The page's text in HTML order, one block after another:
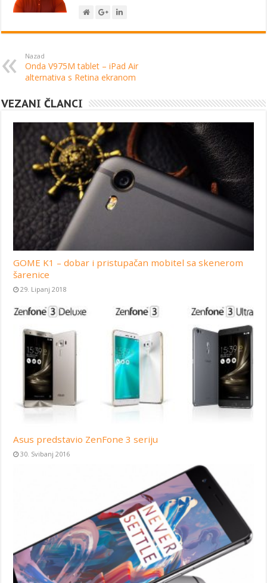
Nazad
Onda V975M tablet – iPad Air
alternativa s Retina ekranom
VEZANI ČLANCI
GOME K1 – dobar i pristupačan mobitel sa skenerom
šarenice
29. Lipanj 2018
Asus predstavio ZenFone 3 seriju
30. Svibanj 2016